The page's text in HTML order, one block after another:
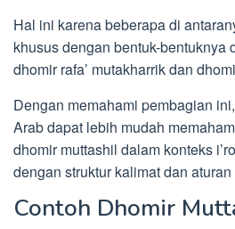
Hal ini karena beberapa di
khusus dengan bentuk-bentuknya
dhomir rafa’ mutakharrik dan
Dengan memahami pembagian
Arab dapat lebih mudah
dhomir muttashil dalam konteks
dengan struktur kalimat dan
Contoh Dhomir